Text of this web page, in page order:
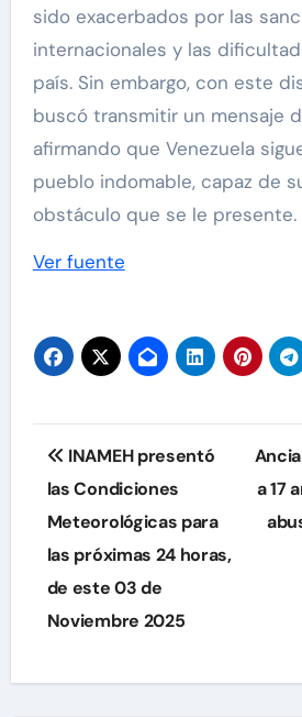
sido exacerbados por las
internacionales y las
país. Sin embargo, con este
buscó transmitir un mensaje
afirmando que Venezuela
pueblo indomable, capaz de
obstáculo que se le presente.
Ver fuente
Navegación
de
entradas
INAMEH presentó
las Condiciones
Meteorológicas para
las próximas 24 horas,
de este 03 de
Noviembre 2025
a 17